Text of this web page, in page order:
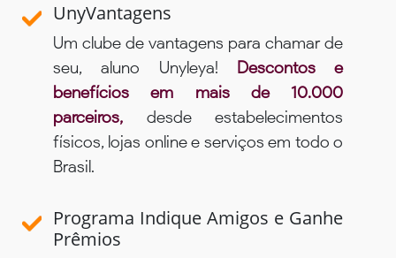
UnyVantagens
Um clube de vantagens para chamar de
seu, aluno Unyleya! Descontos e
benefícios em mais de 10.000
parceiros, desde estabelecimentos
físicos, lojas online e serviços em todo o
Brasil.
Programa Indique Amigos e Ganhe
Prêmios